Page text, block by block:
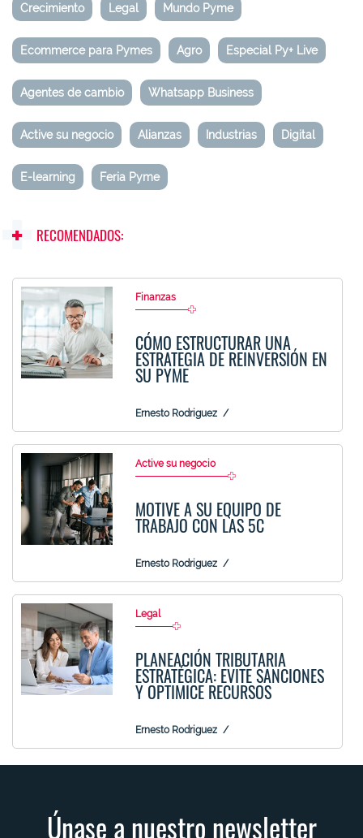
Crecimiento Legal Mundo Pyme
Ecommerce para Pymes Agro Especial Py+ Live
Agentes de cambio Whatsapp Business
Active su negocio Alianzas Industrias Digital
E-learning Feria Pyme
RECOMENDADOS:
Finanzas
CÓMO ESTRUCTURAR UNA
ESTRATEGIA DE REINVERSIÓN EN
SU PYME
Ernesto Rodriguez
Active su negocio
MOTIVE A SU EQUIPO DE
TRABAJO CON LAS 5C
Ernesto Rodriguez
Legal
PLANEACIÓN TRIBUTARIA
ESTRATÉGICA: EVITE SANCIONES
Y OPTIMICE RECURSOS
Ernesto Rodriguez
Únase a nuestro newsletter